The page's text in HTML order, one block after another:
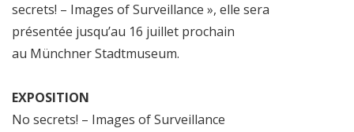
secrets! – Images of Surveillance », elle sera
présentée jusqu’au 16 juillet prochain
au Münchner Stadtmuseum.
EXPOSITION
No secrets! – Images of Surveillance